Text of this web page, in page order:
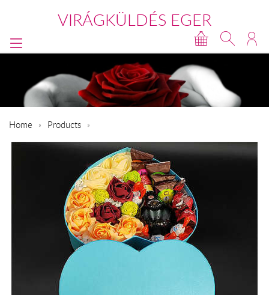
VIRÁGKÜLDÉS EGER
Home Products